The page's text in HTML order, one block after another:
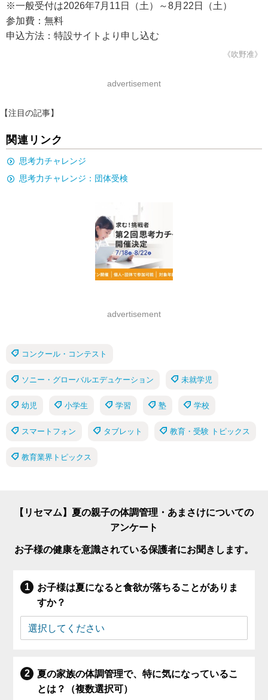
※一般受付は2026年7月11日（土）～8月22日（土）
参加費：無料
申込方法：特設サイトより申し込む
《吹野准》
advertisement
【注目の記事】
関連リンク
思考力チャレンジ
思考力チャレンジ：団体受検
advertisement
コンクール・コンテスト
ソニー・グローバルエデュケーション 未就学児
幼児 小学生 学習 塾 学校
スマートフォン タブレット 教育・受験 トピックス
教育業界トピックス
【リセマム】夏の親子の体調管理・あまさけについての
アンケート
お子様の健康を意識されている保護者にお聞きします。
お子様は夏になると食欲が落ちることがありま
すか？
夏の家族の体調管理で、特に気になっているこ
とは？（複数選択可）